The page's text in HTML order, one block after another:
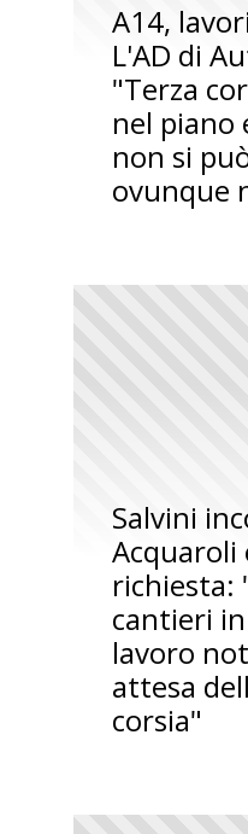
A14,
L'AD di
"Terza
nel piano
non si
ovunque
Salvini
Acquaroli
richiesta:
cantieri
lavoro
attesa
corsia"